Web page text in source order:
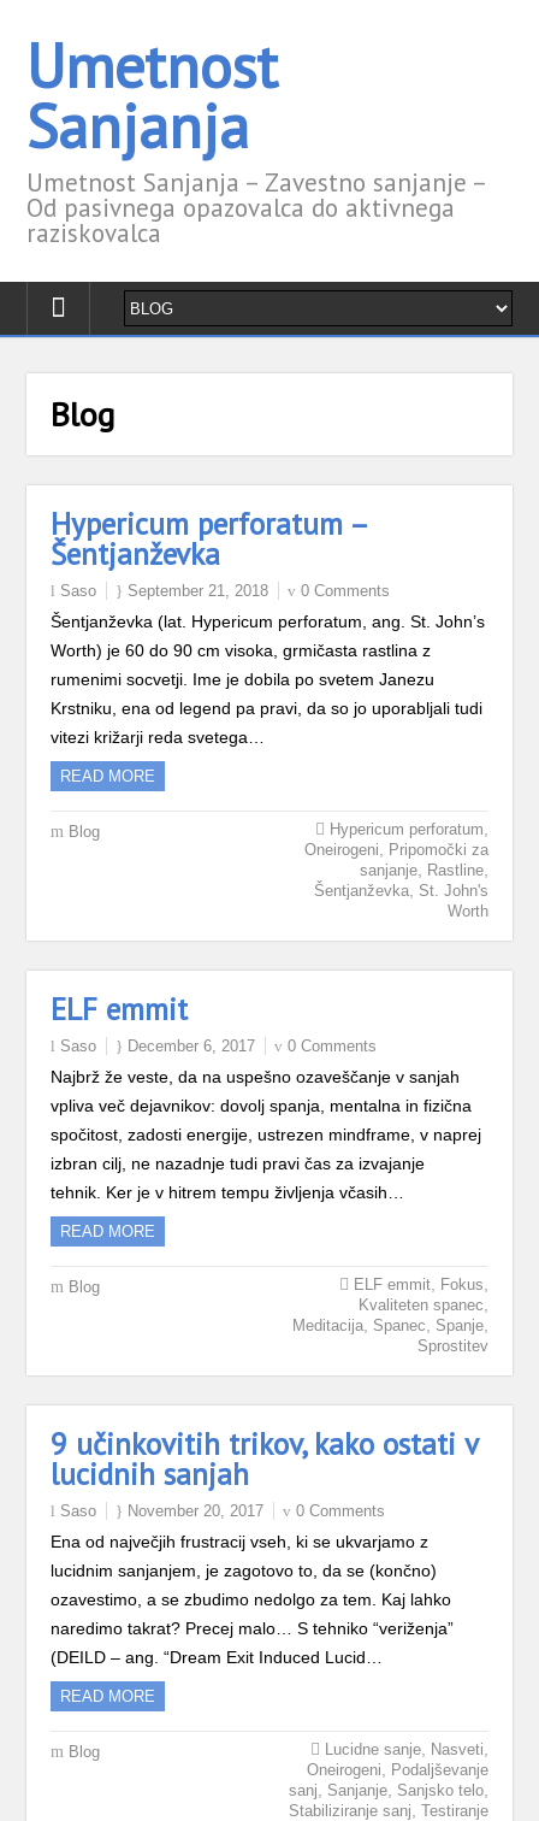
Umetnost
Sanjanja
Umetnost Sanjanja – Zavestno sanjanje –
Od pasivnega opazovalca do aktivnega
raziskovalca
Blog
Hypericum perforatum –
Šentjanževka
Saso September 21, 2018 0 Comments
Šentjanževka (lat. Hypericum perforatum, ang. St. John’s
Worth) je 60 do 90 cm visoka, grmičasta rastlina z
rumenimi socvetji. Ime je dobila po svetem Janezu
Krstniku, ena od legend pa pravi, da so jo uporabljali tudi
vitezi križarji reda svetega…
READ MORE
Blog Hypericum perforatum
Oneirogeni
Pripomočki za
sanjanje, Rastline,
Šentjanževka, St. John's
Worth
ELF emmit
Saso December 6, 2017 0 Comments
Najbrž že veste, da na uspešno ozaveščanje v sanjah
vpliva več dejavnikov: dovolj spanja, mentalna in fizična
spočitost, zadosti energije, ustrezen mindframe, v naprej
izbran cilj, ne nazadnje tudi pravi čas za izvajanje
tehnik. Ker je v hitrem tempu življenja včasih…
READ MORE
Blog ELF emmit, Fokus
Kvaliteten spanec
Meditacija, Spanec Spanje,
Sprostitev
9 učinkovitih trikov, kako ostati v
lucidnih sanjah
Saso November 20, 2017 0 Comments
Ena od največjih frustracij vseh, ki se ukvarjamo z
lucidnim sanjanjem, je zagotovo to, da se (končno)
ozavestimo, a se zbudimo nedolgo za tem. Kaj lahko
naredimo takrat? Precej malo… S tehniko “veriženja”
(DEILD – ang. “Dream Exit Induced Lucid…
READ MORE
Blog Lucidne sanje, Nasveti
Oneirogeni
Podaljševanje
sanj
Sanjanje, Sanjsko telo,
Stabiliziranje sanj Testiranje